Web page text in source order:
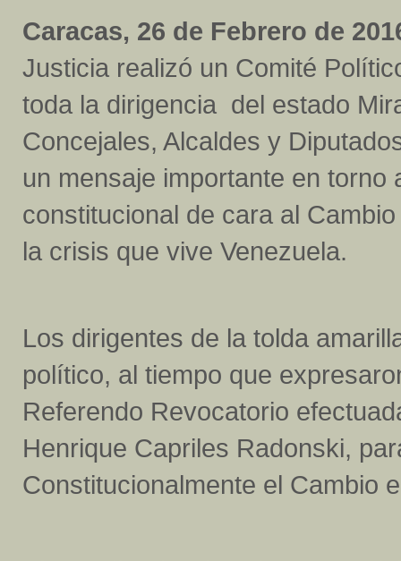
Caracas, 26 de Febrero de
Justicia realizó un Comité
toda la dirigencia del estado
Concejales, Alcaldes y
un mensaje importante en torno
constitucional de cara al
la crisis que vive Venezuela.
Los dirigentes de la tolda
político, al tiempo que
Referendo Revocatorio
Henrique Capriles Radonski,
Constitucionalmente el Cambio